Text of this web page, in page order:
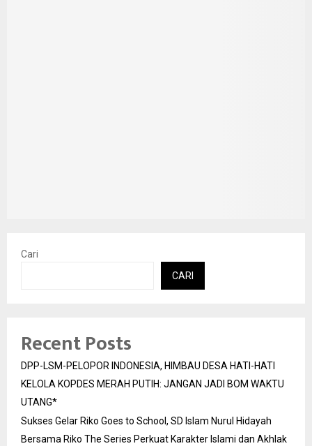
Cari
CARI
Recent Posts
DPP-LSM-PELOPOR INDONESIA, HIMBAU DESA HATI-HATI
KELOLA KOPDES MERAH PUTIH: JANGAN JADI BOM WAKTU
UTANG*
Sukses Gelar Riko Goes to School, SD Islam Nurul Hidayah
Bersama Riko The Series Perkuat Karakter Islami dan Akhlak